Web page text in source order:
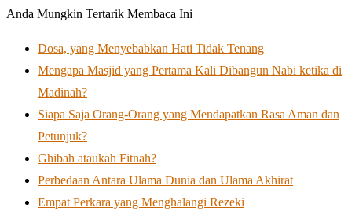
Anda Mungkin Tertarik Membaca Ini
Dosa, yang Menyebabkan Hati Tidak Tenang
Mengapa Masjid yang Pertama Kali Dibangun Nabi ketika di
Madinah?
Siapa Saja Orang-Orang yang Mendapatkan Rasa Aman dan
Petunjuk?
Ghibah ataukah Fitnah?
Perbedaan Antara Ulama Dunia dan Ulama Akhirat
Empat Perkara yang Menghalangi Rezeki